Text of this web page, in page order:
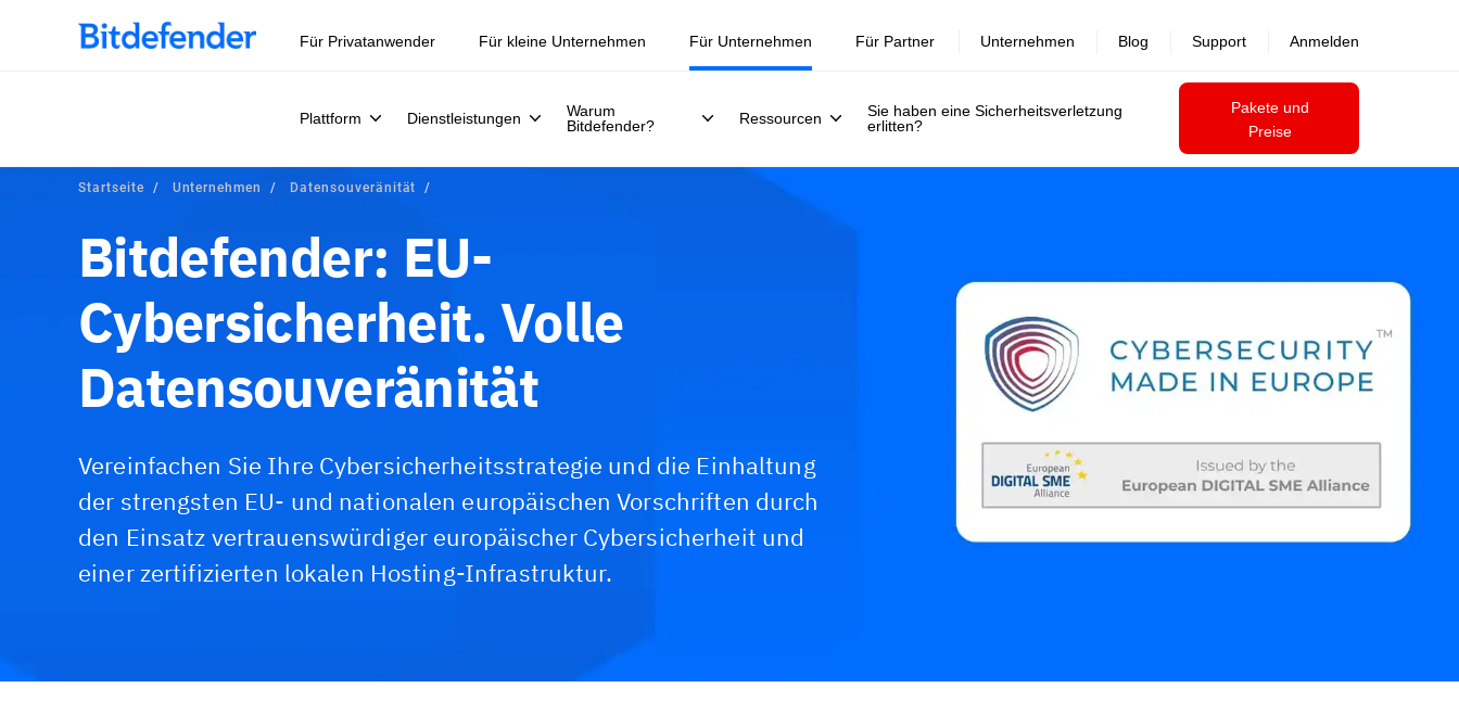
Für Privatanwender Für kleine Unternehmen Für Unternehmen
Plattform Dienstleistungen
Warum
Bitdefender?
Ressourcen
Sie haben eine Sicherheitsverletzung
erlitten?
Pakete und
Preise
Für Partner Unternehmen Blog Support Anmelden
Startseite Unternehmen Datensouveränität
Bitdefender: EU-
Cybersicherheit. Volle
Datensouveränität
Vereinfachen Sie Ihre Cybersicherheitsstrategie und die Einhaltung
der strengsten EU- und nationalen europäischen Vorschriften durch
den Einsatz vertrauenswürdiger europäischer Cybersicherheit und
einer zertifizierten lokalen Hosting-Infrastruktur.